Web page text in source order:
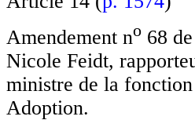
Amendement no 68
Nicole Feidt,
ministre de la
Adoption.